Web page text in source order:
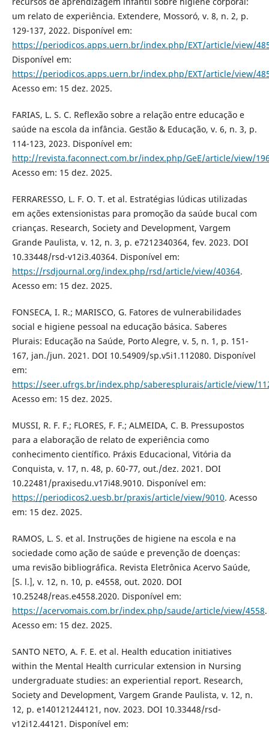
um relato de experiência. Extendere, Mossoró, v. 8, n. 2, p.
129-137, 2022. Disponível em:
https://periodicos.apps.uern.br/index.php/EXT/article/view/
Disponível em:
https://periodicos.apps.uern.br/index.php/EXT/article/view/
Acesso em: 15 dez. 2025.
FARIAS, L. S. C. Reflexão sobre a relação entre educação e
saúde na escola da infância. Gestão & Educação, v. 6, n. 3, p.
114-123, 2023. Disponível em:
http://revista.faconnect.com.br/index.php/GeE/article/view/
Acesso em: 15 dez. 2025.
FERRARESSO, L. F. O. T. et al. Estratégias lúdicas utilizadas
em ações extensionistas para promoção da saúde bucal com
crianças. Research, Society and Development, Vargem
Grande Paulista, v. 12, n. 3, p. e7212340364, fev. 2023. DOI
10.33448/rsd-v12i3.40364. Disponível em:
https://rsdjournal.org/index.php/rsd/article/view/40364.
Acesso em: 15 dez. 2025.
FONSECA, I. R.; MARISCO, G. Fatores de vulnerabilidades
social e higiene pessoal na educação básica. Saberes
Plurais: Educação na Saúde, Porto Alegre, v. 5, n. 1, p. 151-
167, jan./jun. 2021. DOI 10.54909/sp.v5i1.112080. Disponível
em:
https://seer.ufrgs.br/index.php/saberesplurais/article/view/
Acesso em: 15 dez. 2025.
MUSSI, R. F. F.; FLORES, F. F.; ALMEIDA, C. B. Pressupostos
para a elaboração de relato de experiência como
conhecimento científico. Práxis Educacional, Vitória da
Conquista, v. 17, n. 48, p. 60-77, out./dez. 2021. DOI
10.22481/praxisedu.v17i48.9010. Disponível em:
https://periodicos2.uesb.br/praxis/article/view/9010. Acesso
em: 15 dez. 2025.
RAMOS, L. S. et al. Instruções de higiene na escola e na
sociedade como ação de saúde e prevenção de doenças:
uma revisão bibliográfica. Revista Eletrônica Acervo Saúde,
[S. l.], v. 12, n. 10, p. e4558, out. 2020. DOI
10.25248/reas.e4558.2020. Disponível em:
https://acervomais.com.br/index.php/saude/article/view/4558.
Acesso em: 15 dez. 2025.
SANTO NETO, A. F. E. et al. Health education initiatives
within the Mental Health curricular extension in Nursing
undergraduate studies: an experiential report. Research,
Society and Development, Vargem Grande Paulista, v. 12, n.
12, p. e140121244121, nov. 2023. DOI 10.33448/rsd-
v12i12.44121. Disponível em: